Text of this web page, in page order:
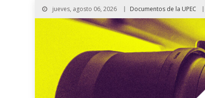
jueves, agosto 06, 2026 Documentos de la UPEC